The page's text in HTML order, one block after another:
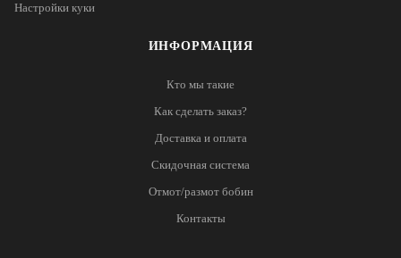
ИНФОРМАЦИЯ
Кто мы такие
Как сделать заказ?
Доставка и оплата
Скидочная система
Отмот/размот бобин
Контакты
Настройки куки